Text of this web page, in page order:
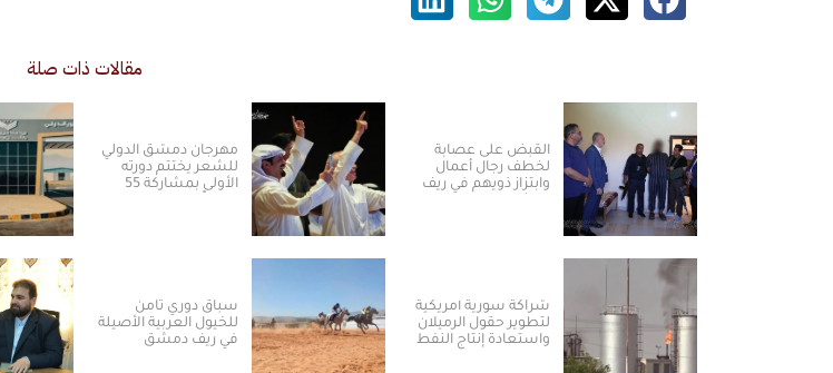
مقالات ذات صلة
القبض على عصابة
لخطف رجال أعمال
وابتزاز ذويهم في ريف
مهرجان دمشق الدولي
للشعر يختتم دورته
الأولى بمشاركة 55
شراكة سورية أمريكية
لتطوير حقول الرميلان
واستعادة إنتاج النفط
سباق دوري ثامن
للخيول العربية الأصيلة
في ريف دمشق